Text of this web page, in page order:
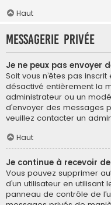
Haut
Messagerie privée
Je ne peux pas envoyer
Soit vous n’êtes pas
désactivé entièrement la
administrateur ou un
d’envoyer des messages
veuillez contacter un
Haut
Je continue à recevoir
Vous pouvez supprimer
d’un utilisateur en
panneau de contrôle de